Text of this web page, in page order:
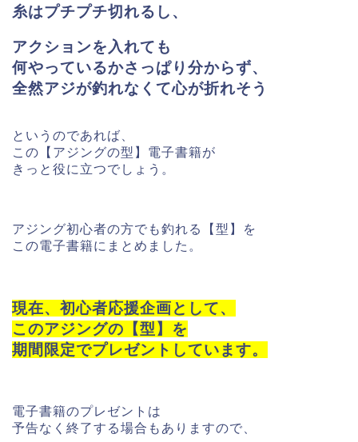
糸はプチプチ切れるし、
アクションを入れても
何やっているかさっぱり分からず、
全然アジが釣れなくて心が折れそう
というのであれば、
この【アジングの型】電子書籍が
きっと役に立つでしょう。
アジング初心者の方でも釣れる【型】を
この電子書籍にまとめました。
現在、初心者応援企画として、
このアジングの【型】を
期間限定でプレゼントしています。
電子書籍のプレゼントは
予告なく終了する場合もありますので、